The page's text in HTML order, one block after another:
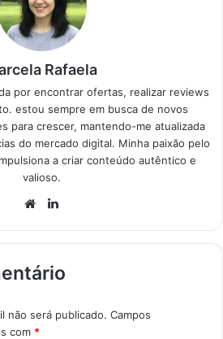
Rafaela
por encontrar ofertas, realizar reviews
estou sempre em busca de novos
para crescer, mantendo-me atualizada
do mercado digital. Minha paixão pelo
a criar conteúdo autêntico e
valioso.
Website
não será publicado. Campos
com *